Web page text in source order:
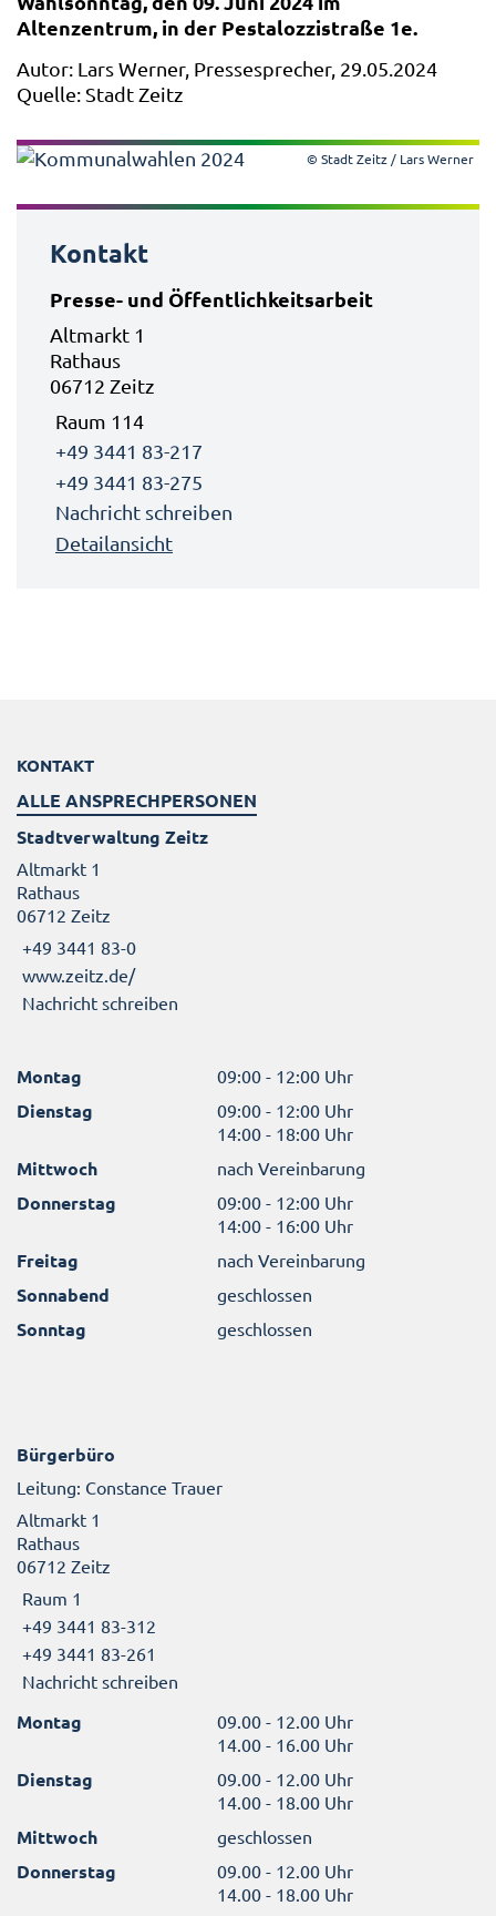
Altenzentrum, in der Pestalozzistraße 1e.
Autor: Lars Werner, Pressesprecher, 29.05.2024
Quelle: Stadt Zeitz
© Stadt Zeitz / Lars Werner
Kontakt
Presse- und Öffentlichkeitsarbeit
Altmarkt 1
Rathaus
06712 Zeitz
Raum 114
+49 3441 83-217
+49 3441 83-275
Nachricht schreiben
Detailansicht
KONTAKT
ALLE ANSPRECHPERSONEN
Stadtverwaltung Zeitz
Altmarkt 1
Rathaus
06712 Zeitz
+49 3441 83-0
www.zeitz.de/
Nachricht schreiben
Montag 09:00 - 12:00 Uhr
Dienstag
09:00 - 12:00 Uhr
14:00 - 18:00 Uhr
Mittwoch nach Vereinbarung
Donnerstag
09:00 - 12:00 Uhr
14:00 - 16:00 Uhr
Freitag nach Vereinbarung
Sonnabend geschlossen
Sonntag geschlossen
Bürgerbüro
Leitung: Constance Trauer
Altmarkt 1
Rathaus
06712 Zeitz
Raum 1
+49 3441 83-312
+49 3441 83-261
Nachricht schreiben
Montag
09.00 - 12.00 Uhr
14.00 - 16.00 Uhr
Dienstag
09.00 - 12.00 Uhr
14.00 - 18.00 Uhr
Mittwoch geschlossen
Donnerstag
09.00 - 12.00 Uhr
14.00 - 18.00 Uhr